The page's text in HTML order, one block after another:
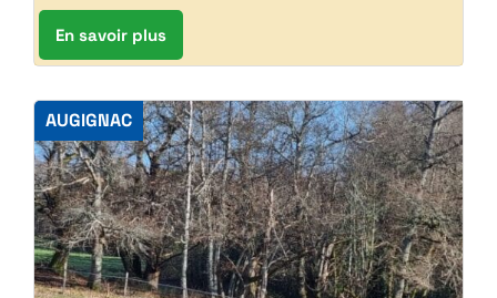
En savoir plus
AUGIGNAC